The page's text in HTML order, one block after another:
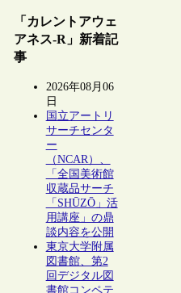
「カレントアウェ
アネス-R」新着記
事
2026年08月06
日
国立アートリ
サーチセンタ
ー
（NCAR）、
「全国美術館
収蔵品サーチ
「SHŪZŌ」活
用講座」の鼎
談内容を公開
東京大学附属
図書館、第2
回デジタル図
書館コンペテ